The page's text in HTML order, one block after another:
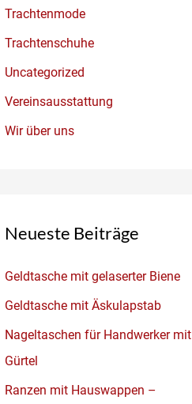
Trachtenmode
Trachtenschuhe
Uncategorized
Vereinsausstattung
Wir über uns
Neueste Beiträge
Geldtasche mit gelaserter Biene
Geldtasche mit Äskulapstab
Nageltaschen für Handwerker mit
Gürtel
Ranzen mit Hauswappen –